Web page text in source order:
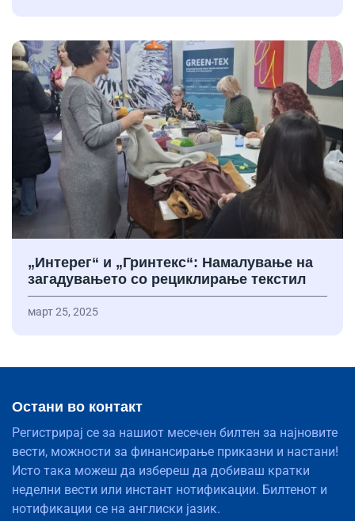
„Интерег“ и „Гринтекс“: Намалување на
загадувањето со рециклирање текстил
март 25, 2025
Остани во контакт
Регистрирај се за нашиот месечен билтен за најновите
вести, можности за финансирање приказни и настани!
Исто така можеш да избереш да добиваш кратки
неделни вести или инстант нотификации. Билтенот и
нотификации се на англиски јазик.